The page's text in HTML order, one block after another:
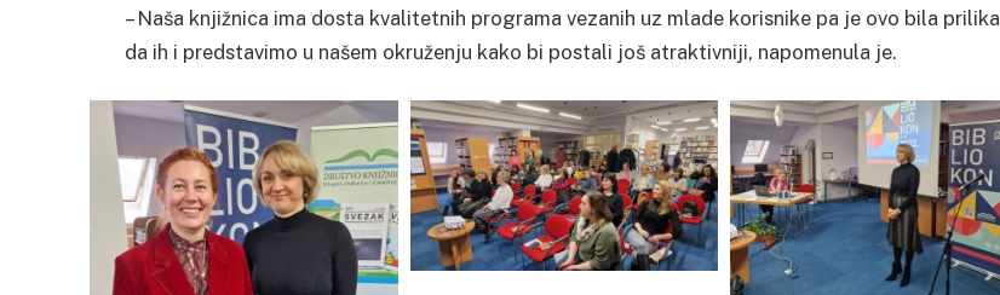
– Naša knjižnica ima dosta kvalitetnih programa vezanih uz mlade korisnike pa je ovo bila prilika
da ih i predstavimo u našem okruženju kako bi postali još atraktivniji, napomenula je.